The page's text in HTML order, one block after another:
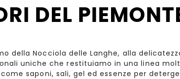
DEL
della Nocciola delle Langhe, alla
uniche che restituiamo in una linea
saponi, sali, gel ed essenze per